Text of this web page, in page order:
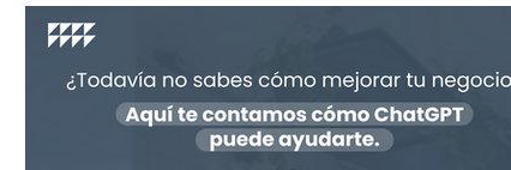
Negocios
Contratos laborales Declaraciones